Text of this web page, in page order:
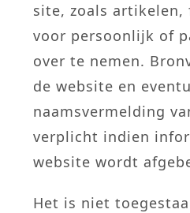
site, zoals artikelen,
voor persoonlijk of
over te nemen.
de website en
naamsvermelding
verplicht indien
website wordt
Het is niet